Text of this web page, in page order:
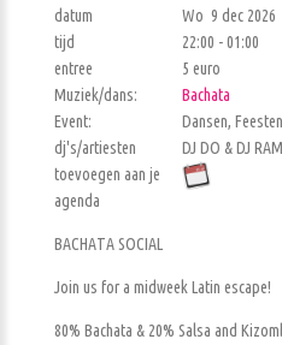
datum
Wo 9 dec 2026
tijd
22:00 - 01:00
entree
5 euro
Muziek/dans:
Bachata
Event:
Dansen,
dj's/artiesten
DJ DO & DJ RAM
toevoegen aan je
agenda
BACHATA SOCIAL
Join us for a midweek Latin escape!
80% Bachata & 20% Salsa and